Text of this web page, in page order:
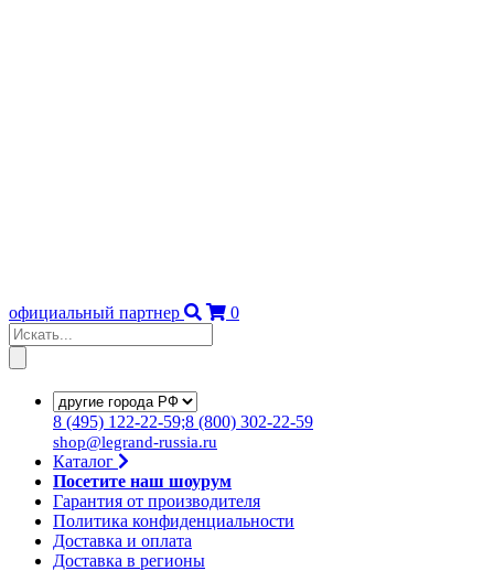
официальный партнер 0
8 (495) 122-22-59;8 (800) 302-22-59
shop@legrand-russia.ru
Каталог
Посетите наш шоурум
Гарантия от производителя
Политика конфиденциальности
Доставка и оплата
Доставка в регионы